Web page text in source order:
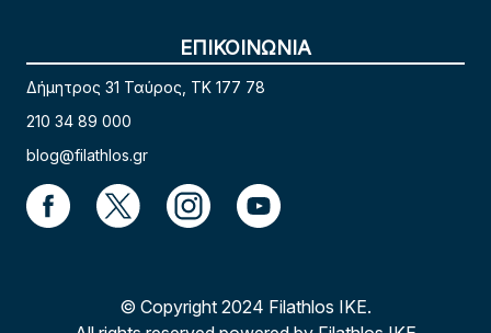
ΕΠΙΚΟΙΝΩΝΙΑ
Δήμητρος 31 Ταύρος, TK 177 78
210 34 89 000
blog@filathlos.gr
© Copyright 2024 Filathlos ΙΚΕ.